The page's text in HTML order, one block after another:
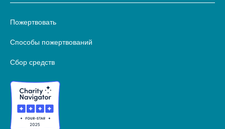
Пожертвовать
Способы пожертвований
Сбор средств